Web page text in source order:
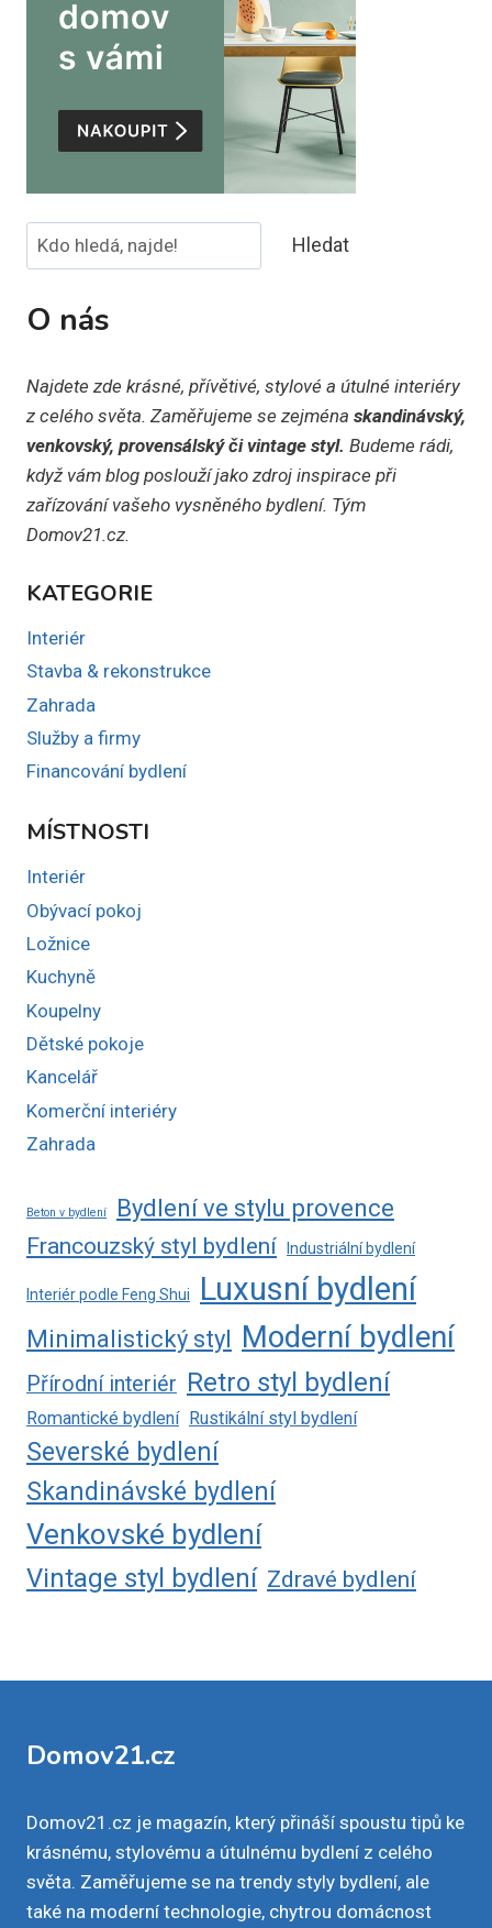
Hledat Hledat
O nás
Najdete zde krásné, přívětivé, stylové a útulné interiéry
z celého světa. Zaměřujeme se zejména skandinávský,
venkovský, provensálský či vintage styl. Budeme rádi,
když vám blog poslouží jako zdroj inspirace při
zařízování vašeho vysněného bydlení. Tým
Domov21.cz.
KATEGORIE
Interiér
Stavba & rekonstrukce
Zahrada
Služby a firmy
Financování bydlení
MÍSTNOSTI
Interiér
Obývací pokoj
Ložnice
Kuchyně
Koupelny
Dětské pokoje
Kancelář
Komerční interiéry
Zahrada
Beton v bydlení
Bydlení ve stylu provence
Francouzský styl bydlení
Industriální bydlení
Interiér podle Feng Shui Luxusní bydlení
Minimalistický styl Moderní bydlení
Přírodní interiér Retro styl bydlení
Romantické bydlení Rustikální styl bydlení
Severské bydlení
Skandinávské bydlení
Venkovské bydlení
Vintage styl bydlení Zdravé bydlení
Domov21.cz
Domov21.cz je magazín, který přináší spoustu tipů ke
krásnému, stylovému a útulnému bydlení z celého
světa. Zaměřujeme se na trendy styly bydlení, ale
také na moderní technologie, chytrou domácnost